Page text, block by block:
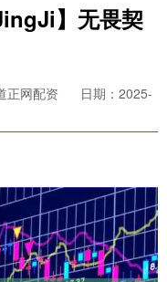
】无畏契
正网配资
日期：2025-